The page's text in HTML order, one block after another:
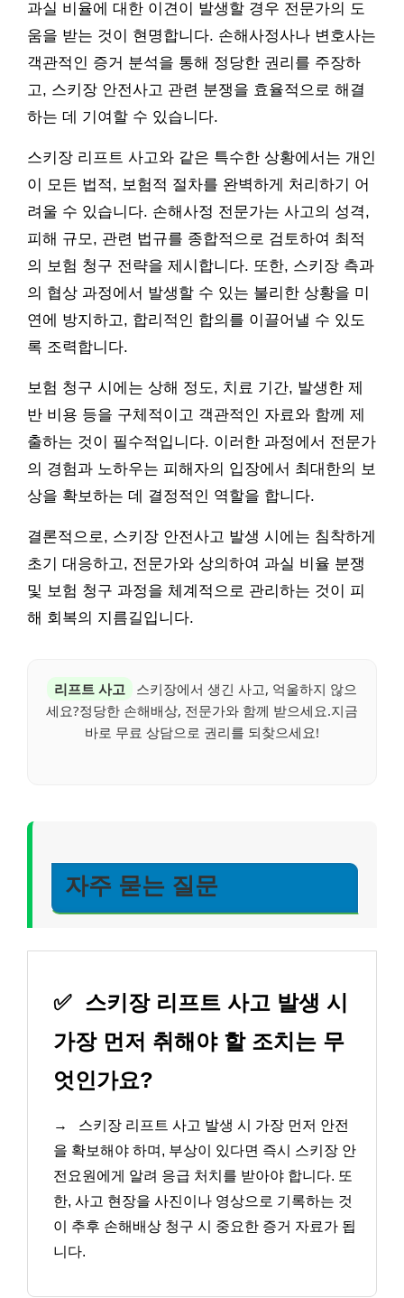
과실 비율에 대한 이견이 발생할 경우 전문가의 도
움을 받는 것이 현명합니다. 손해사정사나 변호사는
객관적인 증거 분석을 통해 정당한 권리를 주장하
고, 스키장 안전사고 관련 분쟁을 효율적으로 해결
하는 데 기여할 수 있습니다.
스키장 리프트 사고와 같은 특수한 상황에서는 개인
이 모든 법적, 보험적 절차를 완벽하게 처리하기 어
려울 수 있습니다. 손해사정 전문가는 사고의 성격,
피해 규모, 관련 법규를 종합적으로 검토하여 최적
의 보험 청구 전략을 제시합니다. 또한, 스키장 측과
의 협상 과정에서 발생할 수 있는 불리한 상황을 미
연에 방지하고, 합리적인 합의를 이끌어낼 수 있도
록 조력합니다.
보험 청구 시에는 상해 정도, 치료 기간, 발생한 제
반 비용 등을 구체적이고 객관적인 자료와 함께 제
출하는 것이 필수적입니다. 이러한 과정에서 전문가
의 경험과 노하우는 피해자의 입장에서 최대한의 보
상을 확보하는 데 결정적인 역할을 합니다.
결론적으로, 스키장 안전사고 발생 시에는 침착하게
초기 대응하고, 전문가와 상의하여 과실 비율 분쟁
및 보험 청구 과정을 체계적으로 관리하는 것이 피
해 회복의 지름길입니다.
리프트 사고
스키장에서 생긴 사고, 억울하지 않으
세요?정당한 손해배상, 전문가와 함께 받으세요.지금
바로 무료 상담으로 권리를 되찾으세요!
자주 묻는 질문
✅ 스키장 리프트 사고 발생 시
가장 먼저 취해야 할 조치는 무
엇인가요?
→
스키장 리프트 사고 발생 시 가장 먼저 안전
을 확보해야 하며, 부상이 있다면 즉시 스키장 안
전요원에게 알려 응급 처치를 받아야 합니다. 또
한, 사고 현장을 사진이나 영상으로 기록하는 것
이 추후 손해배상 청구 시 중요한 증거 자료가 됩
니다.